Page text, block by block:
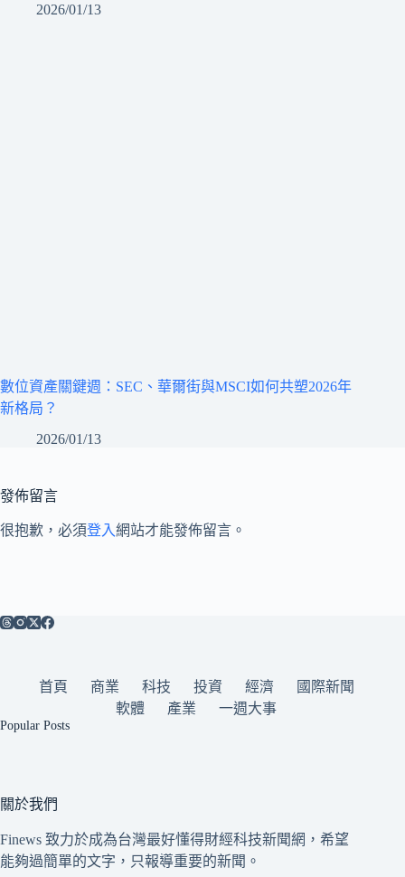
2026/01/13
數位資產關鍵週：SEC、華爾街與MSCI如何共塑2026年
新格局？
2026/01/13
發佈留言
很抱歉，必須登入網站才能發佈留言。
首頁 商業 科技 投資 經濟
國際新聞
軟體
產業 一週大事
Popular Posts
關於我們
Finews 致力於成為台灣最好懂得財經科技新聞網，希望
能夠過簡單的文字，只報導重要的新聞。